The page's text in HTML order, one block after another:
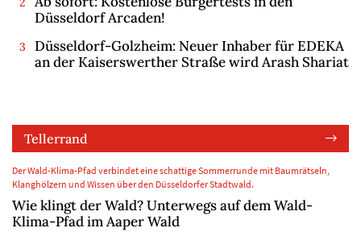
Düsseldorf Arcaden!
Düsseldorf-Golzheim: Neuer Inhaber für EDEKA
an der Kaiserswerther Straße wird Arash Shariat
Tellerrand
Der Wald-Klima-Pfad verbindet eine schattige Sommerrunde mit Baumrätseln,
Klanghölzern und Wissen über den Düsseldorfer Stadtwald.
Wie klingt der Wald? Unterwegs auf dem Wald-
Klima-Pfad im Aaper Wald